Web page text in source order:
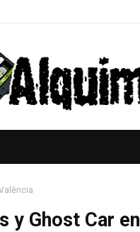
y Ghost Car en